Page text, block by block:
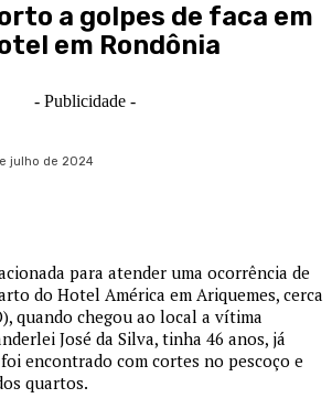
a golpes de faca em
em Rondônia
- Publicidade -
julho de 2024
para atender uma ocorrência de
do Hotel América em Ariquemes, cerca
quando chegou ao local a vítima
José da Silva, tinha 46 anos, já
encontrado com cortes no pescoço e
quartos.